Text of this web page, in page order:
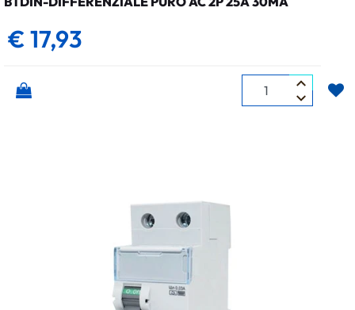
€ 17,93
Quantità